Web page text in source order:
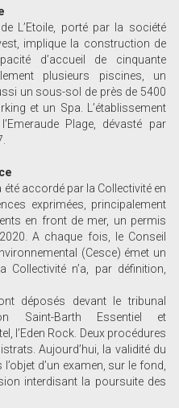
L’Etoile, porté par la société
implique la construction de
d’accueil de cinquante
plusieurs piscines, un
un sous-sol de près de 5400
et un Spa. L’établissement
Plage, dévasté par
accordé par la Collectivité en
exprimées, principalement
en front de mer, un permis
A chaque fois, le Conseil
(Cesce) émet un
n’a, par définition,
déposés devant le tribunal
Saint-Barth Essentiel et
l’Eden Rock. Deux procédures
Aujourd’hui, la validité du
d’un examen, sur le fond,
interdisant la poursuite des